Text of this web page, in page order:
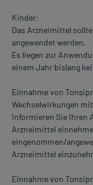
Kinder:
Das Arzneimittel
angewendet werden.
Es liegen zur
einem Jahr bislang
Einnahme von
Wechselwirkungen
Informieren Sie Ihren
Arzneimittel
eingenommen/
Arzneimittel
Einnahme von